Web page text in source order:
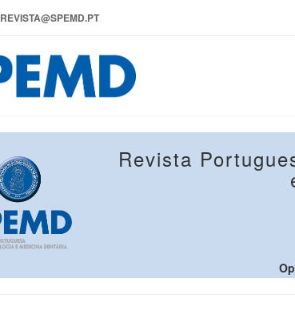
REVISTA@SPEMD.PT
Revista